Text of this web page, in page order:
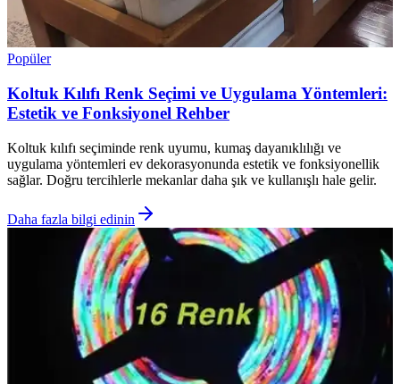
Popüler
Koltuk Kılıfı Renk Seçimi ve Uygulama Yöntemleri:
Estetik ve Fonksiyonel Rehber
Koltuk kılıfı seçiminde renk uyumu, kumaş dayanıklılığı ve
uygulama yöntemleri ev dekorasyonunda estetik ve fonksiyonellik
sağlar. Doğru tercihlerle mekanlar daha şık ve kullanışlı hale gelir.
Daha fazla bilgi edinin